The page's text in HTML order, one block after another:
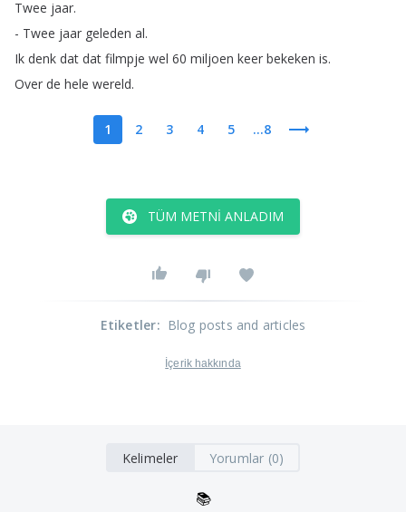
Twee jaar.
- Twee jaar geleden al.
Ik denk dat dat filmpje wel 60 miljoen keer bekeken is.
Over de hele wereld.
1 2 3 4 5 ...8
TÜM METNI ANLADIM
Etiketler: Blog posts and articles
İçerik hakkında
Kelimeler Yorumlar (0)
📚